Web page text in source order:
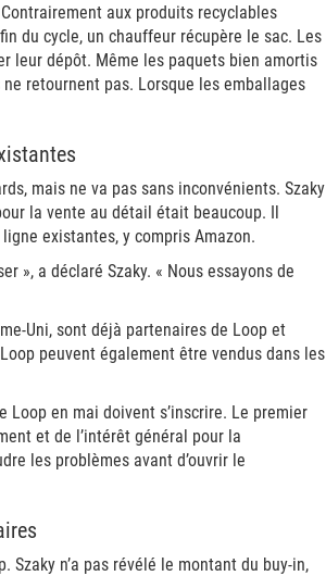
aux produits recyclables
du cycle, un chauffeur récupère le sac. Les
leur dépôt. Même les paquets bien amortis
retournent pas. Lorsque les emballages
mais ne va pas sans inconvénients. Szaky
la vente au détail était beaucoup. Il
existantes, y compris Amazon.
», a déclaré Szaky. « Nous essayons de
Uni, sont déjà partenaires de Loop et
peuvent également être vendus dans les
en mai doivent s’inscrire. Le premier
et de l’intérêt général pour la
les problèmes avant d’ouvrir le
n’a pas révélé le montant du buy-in,